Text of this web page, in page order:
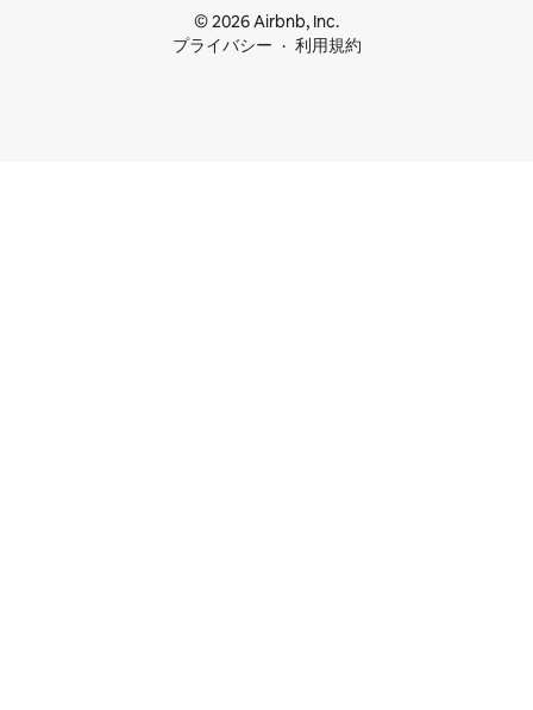
© 2026 Airbnb, Inc.
プライバシー
利用規約